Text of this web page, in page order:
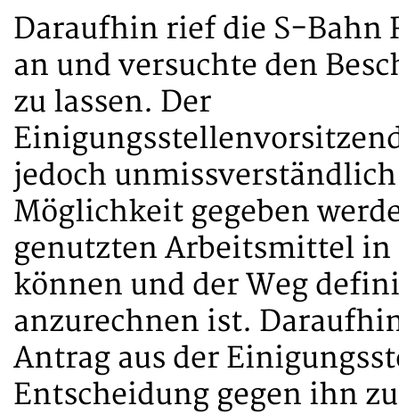
Daraufhin rief die S-Bahn
an und versuchte den
zu lassen. Der
jedoch
Möglichkeit gegeben
genutzten Arbeitsmittel in
können und der Weg
anzurechnen ist.
Antrag aus der
Entscheidung gegen ihn